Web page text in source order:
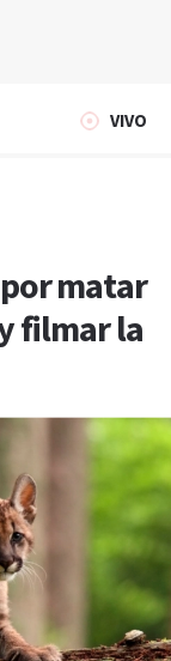
VIVO
matar
filmar la